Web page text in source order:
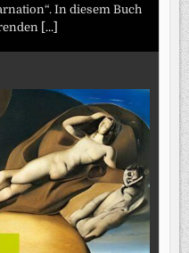
In diesem Buch
[...]